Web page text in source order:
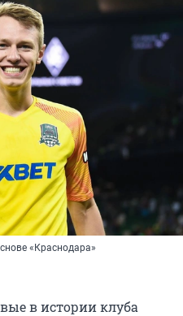
«Краснодара»
в истории клуба